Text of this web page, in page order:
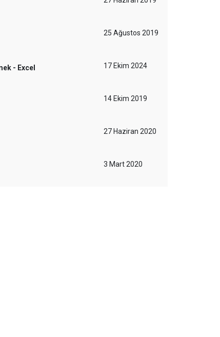
25 Ağustos 2019
- Excel
17 Ekim 2024
14 Ekim 2019
27 Haziran 2020
3 Mart 2020